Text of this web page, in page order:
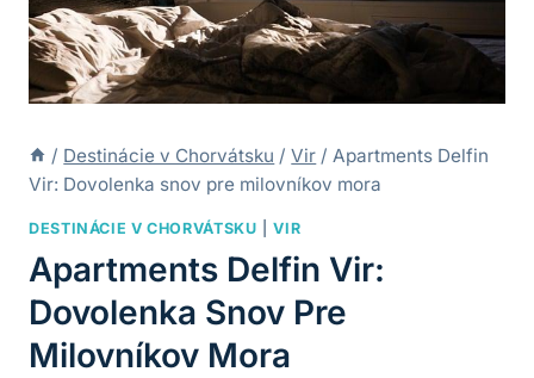
/ Destinácie v Chorvátsku / Vir / Apartments Delfin
Vir: Dovolenka snov pre milovníkov mora
DESTINÁCIE V CHORVÁTSKU |VIR
Apartments Delfin Vir:
Dovolenka Snov Pre
Milovníkov Mora